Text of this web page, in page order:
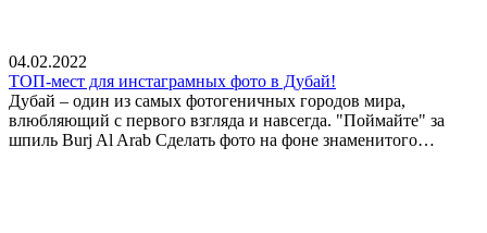
04.02.2022
ТОП-мест для инстаграмных фото в Дубай!
Дубай – один из самых фотогеничных городов мира,
влюбляющий с первого взгляда и навсегда. "Поймайте" за
шпиль Burj Al Arab Сделать фото на фоне знаменитого…